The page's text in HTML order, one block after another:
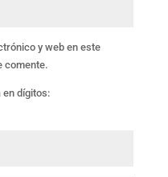
y web en este
comente.
en dígitos: